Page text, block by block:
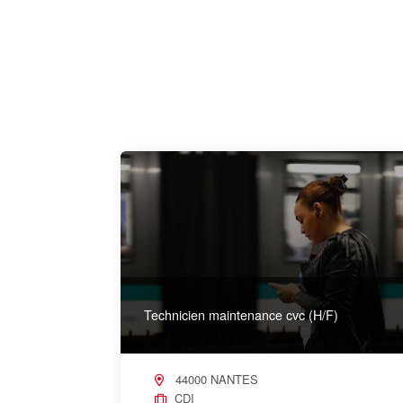
Technicien maintenance cvc (H/F)
44000 NANTES
CDI